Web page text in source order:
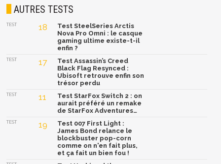
AUTRES TESTS
TEST 18
Test SteelSeries Arctis
Nova Pro Omni : le casque
gaming ultime existe-t-il
enfin ?
TEST 17
Test Assassin’s Creed
Black Flag Resynced :
Ubisoft retrouve enfin son
trésor perdu
TEST 11
Test StarFox Switch 2 : on
aurait préféré un remake
de StarFox Adventures…
TEST 19
Test 007 First Light :
James Bond relance le
blockbuster pop-corn
comme on n'en fait plus,
et ça fait un bien fou !